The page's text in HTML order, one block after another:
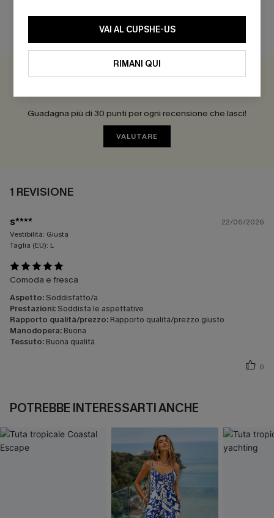
RECENSIONI DEI CLIENTI
Guadagna più di 30 punti per ogni recensione che lasci!
VALUTARE
1 REVISIONE
s****
22/06/2026
Vestibilità: Giusta
Taglia (EU): L
Comoda e fresca
Aspetto: Soddisfatto/a
Prestazioni: Soddisfa le aspettative
Rapporto qualità/prezzo: Rapporto qualità/prezzo giusto
Manodopera: Buona
Tessuto: Buona qualità
0
POTREBBE INTERESSARTI ANCHE
VAI AL CUPSHE-US
RIMANI QUI